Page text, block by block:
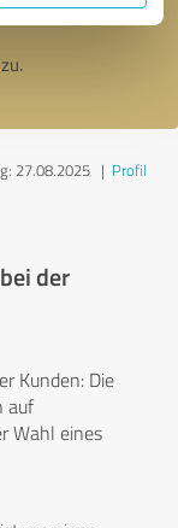
zu.
27.08.2025| Profil
der
Kunden: Die
auf
Wahl eines